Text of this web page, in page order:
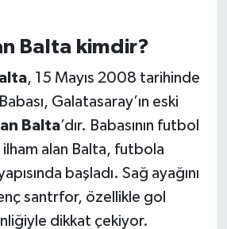
Balta kimdir?
, 15 Mayıs 2008 tarihinde
Galatasaray’ın eski
Balta’dır. Babasının futbol
alan Balta, futbola
başladı. Sağ ayağını
santrfor, özellikle gol
dikkat çekiyor.